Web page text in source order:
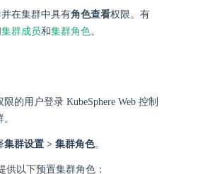
在集群中具有角色查看权限。有
集群成员和集群角色。
限的用户登录 KubeSphere Web 控制
集群设置 > 集群角色。
供以下预置集群角色：